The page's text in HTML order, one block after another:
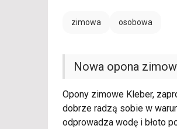
zimowa osobowa
Nowa opona
Opony zimowe Kleber,
dobrze radzą sobie w
odprowadza wodę i błoto